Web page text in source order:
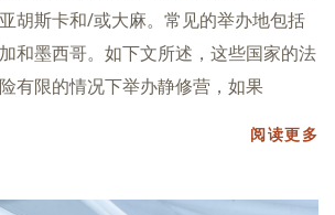
胡斯卡和/或大麻。常见的举办地包括
和墨西哥。如下文所述，这些国家的法
有限的情况下举办静修营，如果
阅读更多